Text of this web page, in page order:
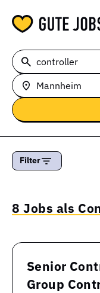
Filter
8 Jobs als
Senior
Group